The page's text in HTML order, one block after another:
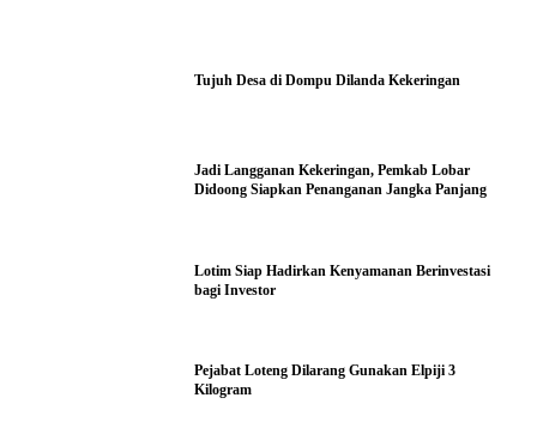
Tujuh Desa di Dompu Dilanda Kekeringan
Jadi Langganan Kekeringan, Pemkab Lobar
Didoong Siapkan Penanganan Jangka Panjang
Lotim Siap Hadirkan Kenyamanan Berinvestasi
bagi Investor
Pejabat Loteng Dilarang Gunakan Elpiji 3
Kilogram